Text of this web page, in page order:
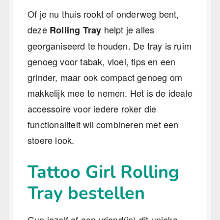
Of je nu thuis rookt of onderweg bent,
dezeRolling Tray helpt je alles
georganiseerd te houden. De tray is ruim
genoeg voor tabak, vloei, tips en een
grinder, maar ook compact genoeg om
makkelijk mee te nemen. Het is de ideale
accessoire voor iedere roker die
functionaliteit wil combineren met een
stoere look.
Tattoo Girl Rolling
Tray bestellen